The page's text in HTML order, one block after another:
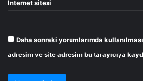
İnternet sitesi
Daha sonraki yorumlarımda
adresim ve site adresim bu tarayıcıya